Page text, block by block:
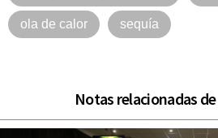
ola de calor sequía
Notas relacionadas de